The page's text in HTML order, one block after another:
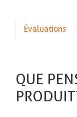
Évaluations
QUE